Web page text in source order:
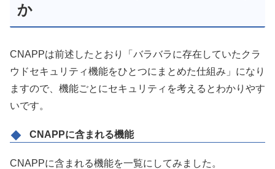
か
CNAPPは前述したとおり「バラバラに存在していたクラ
ウドセキュリティ機能をひとつにまとめた仕組み」になり
ますので、機能ごとにセキュリティを考えるとわかりやす
いです。
CNAPPに含まれる機能
CNAPPに含まれる機能を一覧にしてみました。